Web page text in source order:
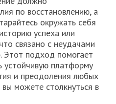
по восстановлению, а
окружать себя
успеха или
связано с неудачами
Этот подход помогает
устойчивую платформу
и преодоления любых
можете столкнуться в